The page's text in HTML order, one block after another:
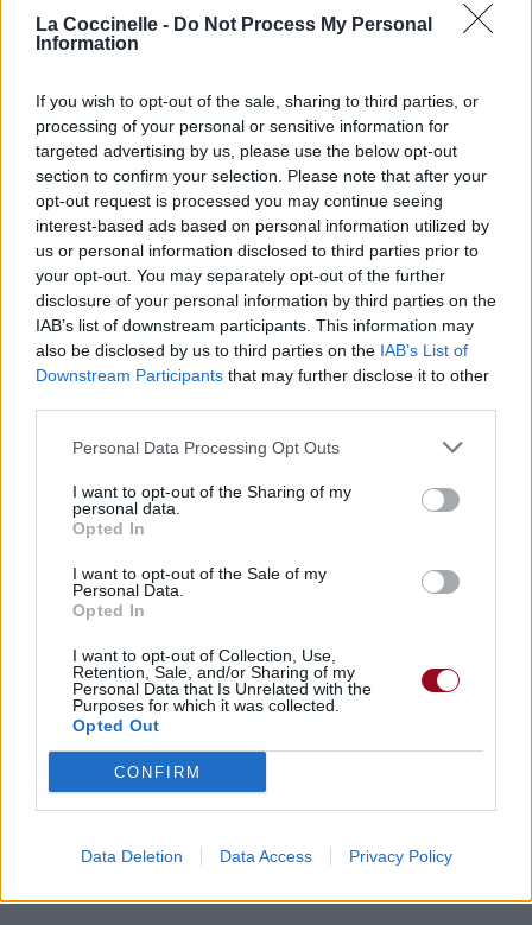
La Coccinelle - Do Not Process My Personal
Information
If you wish to opt-out of the sale, sharing to third parties, or
processing of your personal or sensitive information for
targeted advertising by us, please use the below opt-out
section to confirm your selection. Please note that after your
opt-out request is processed you may continue seeing
interest-based ads based on personal information utilized by
us or personal information disclosed to third parties prior to
your opt-out. You may separately opt-out of the further
disclosure of your personal information by third parties on the
IAB’s list of downstream participants. This information may
also be disclosed by us to third parties on the IAB’s List of
Downstream Participants that may further disclose it to other
Personal Data Processing Opt Outs
I want to opt-out of the Sharing of my
personal data.
Opted In
I want to opt-out of the Sale of my
Personal Data.
Opted In
I want to opt-out of Collection, Use,
Retention, Sale, and/or Sharing of my
Personal Data that Is Unrelated with the
Purposes for which it was collected.
Opted Out
CONFIRM
Data Deletion Data Access Privacy Policy